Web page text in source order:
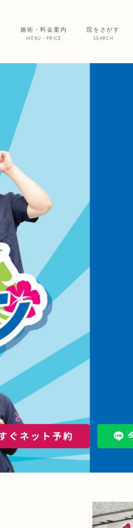
施術・料金案内
MENU・PRICE
院をさがす
SEARCH